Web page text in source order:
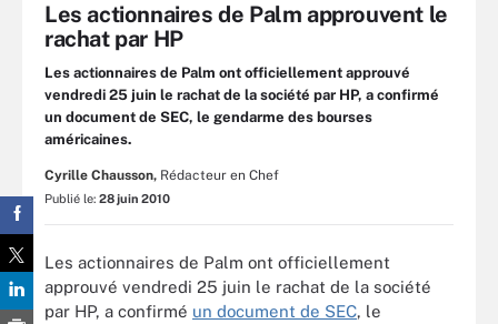
Les actionnaires de Palm approuvent le
rachat par HP
Les actionnaires de Palm ont officiellement approuvé
vendredi 25 juin le rachat de la société par HP, a confirmé
un document de SEC, le gendarme des bourses
américaines.
Cyrille Chausson, Rédacteur en Chef
Publié le: 28 juin 2010
Les actionnaires de Palm ont officiellement
approuvé vendredi 25 juin le rachat de la société
par HP, a confirmé un document de SEC, le